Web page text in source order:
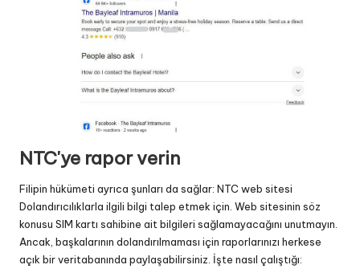
NTC'ye rapor verin
Filipin hükümeti ayrıca şunları da sağlar: NTC web sitesi
Dolandırıcılıklarla ilgili bilgi talep etmek için. Web sitesinin söz
konusu SIM kartı sahibine ait bilgileri sağlamayacağını unutmayın.
Ancak, başkalarının dolandırılmaması için raporlarınızı herkese
açık bir veritabanında paylaşabilirsiniz. İşte nasıl çalıştığı: